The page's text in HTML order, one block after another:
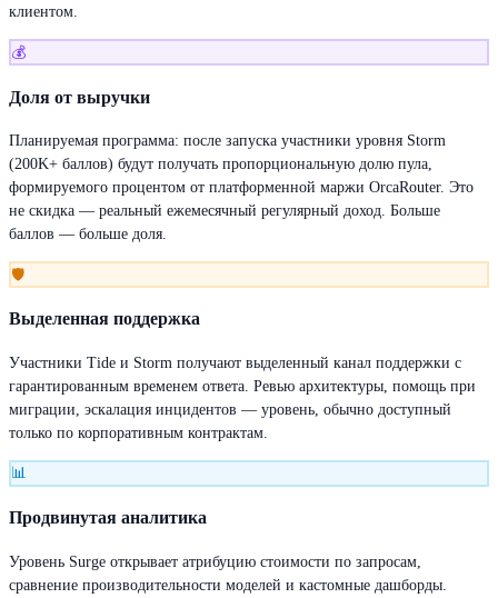
клиентом.
💰
Доля от выручки
Планируемая программа: после запуска участники уровня Storm
(200K+ баллов) будут получать пропорциональную долю пула,
формируемого процентом от платформенной маржи OrcaRouter. Это
не скидка — реальный ежемесячный регулярный доход. Больше
баллов — больше доля.
🛡
Выделенная поддержка
Участники Tide и Storm получают выделенный канал поддержки с
гарантированным временем ответа. Ревью архитектуры, помощь при
миграции, эскалация инцидентов — уровень, обычно доступный
только по корпоративным контрактам.
📊
Продвинутая аналитика
Уровень Surge открывает атрибуцию стоимости по запросам,
сравнение производительности моделей и кастомные дашборды.